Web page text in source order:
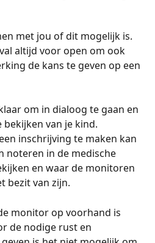
met jou of dit mogelijk is.
altijd voor open om ook
de kans te geven op een
om in dialoog te gaan en
van je kind.
inschrijving te maken kan
noteren in de medische
en waar de monitoren
bezit van zijn.
monitor op voorhand is
de nodige rust en